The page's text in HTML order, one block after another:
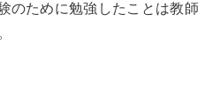
のために勉強したことは教師